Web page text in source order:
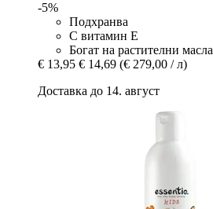
-5%
Подхранва
С витамин Е
Богат на растителни масла
€ 13,95 € 14,69 (€ 279,00 / л)
Доставка до 14. август